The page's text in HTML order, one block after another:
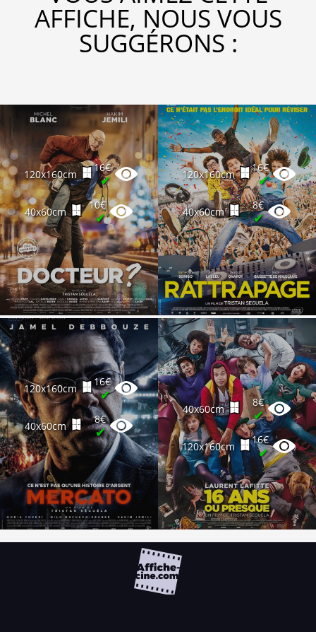
AFFICHE, NOUS VOUS
SUGGÉRONS :
120x160cm
16€
✔
40x60cm
10€
✔
120x160cm
16€
✔
40x60cm
8€
✔
120x160cm
16€
✔
40x60cm
8€
✔
40x60cm
8€
✔
120x160cm
16€
✔